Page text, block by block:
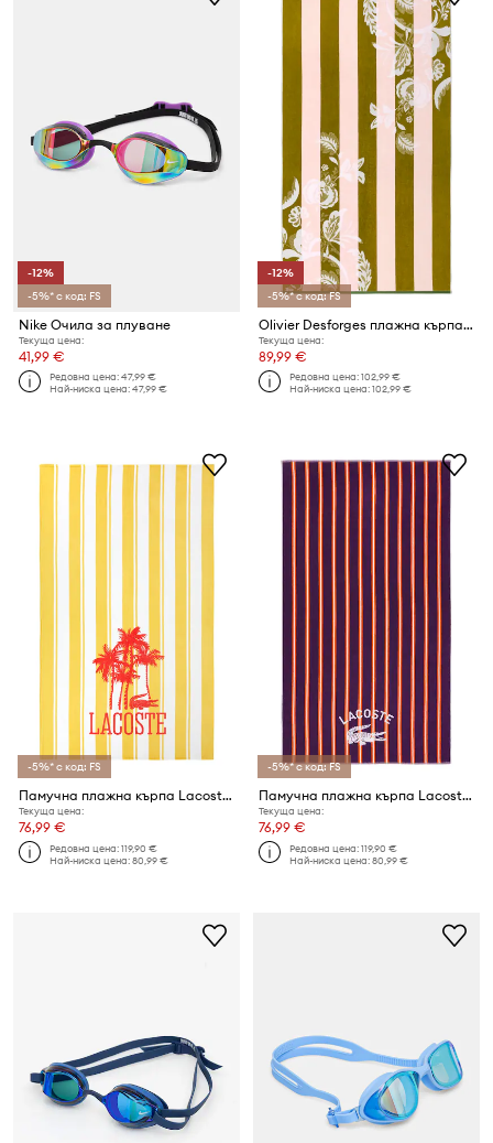
-12%
-5%* с код: FS
Nike Очила за плуване
Текуща цена:
41,99 €
Редовна цена:47,99 €
Най-ниска цена:47,99 €
-12%
-5%* с код: FS
Olivier Desforges плажна кърпа от текстил GIRANDOL 90 x 160 cm
Текуща цена:
89,99 €
Редовна цена:102,99 €
Най-ниска цена:102,99 €
-5%* с код: FS
Памучна плажна кърпа Lacoste LFANCY 100 x 170 cm
Текуща цена:
76,99 €
Редовна цена:119,90 €
Най-ниска цена:80,99 €
-5%* с код: FS
Памучна плажна кърпа Lacoste LSUNSTRI Cosaque 90 x 160 cm
Текуща цена:
76,99 €
Редовна цена:119,90 €
Най-ниска цена:80,99 €